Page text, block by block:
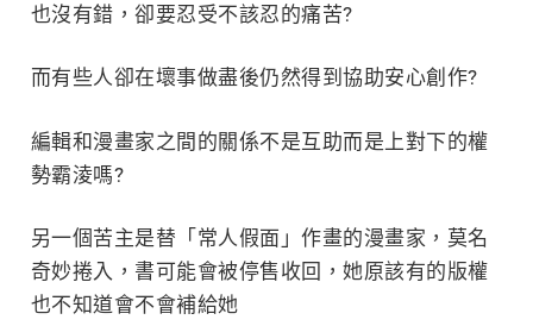
也沒有錯，卻要忍受不該忍的痛苦?
而有些人卻在壞事做盡後仍然得到協助安心創作?
編輯和漫畫家之間的關係不是互助而是上對下的權
勢霸淩嗎?
另一個苦主是替「常人假面」作畫的漫畫家，莫名
奇妙捲入，書可能會被停售收回，她原該有的版權
也不知道會不會補給她